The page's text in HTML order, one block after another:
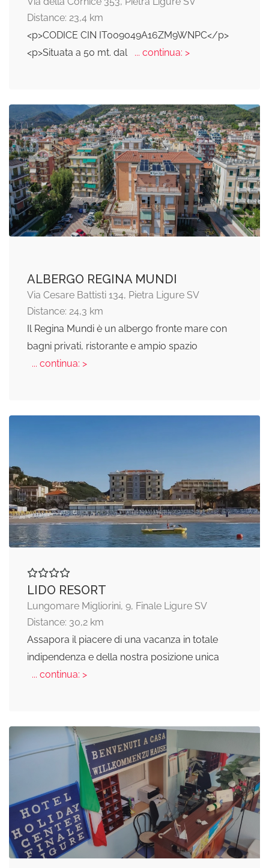
Distance: 23,4 km
<p>CODICE CIN IT009049A16ZM9WNPC</p>
<p>Situata a 50 mt. dal
... continua: >
ALBERGO REGINA MUNDI
Via Cesare Battisti 134, Pietra Ligure SV
Distance: 24,3 km
Il Regina Mundi è un albergo fronte mare con
bagni privati, ristorante e ampio spazio
... continua: >
LIDO RESORT
Lungomare Migliorini, 9, Finale Ligure SV
Distance: 30,2 km
Assapora il piacere di una vacanza in totale
indipendenza e della nostra posizione unica
... continua: >